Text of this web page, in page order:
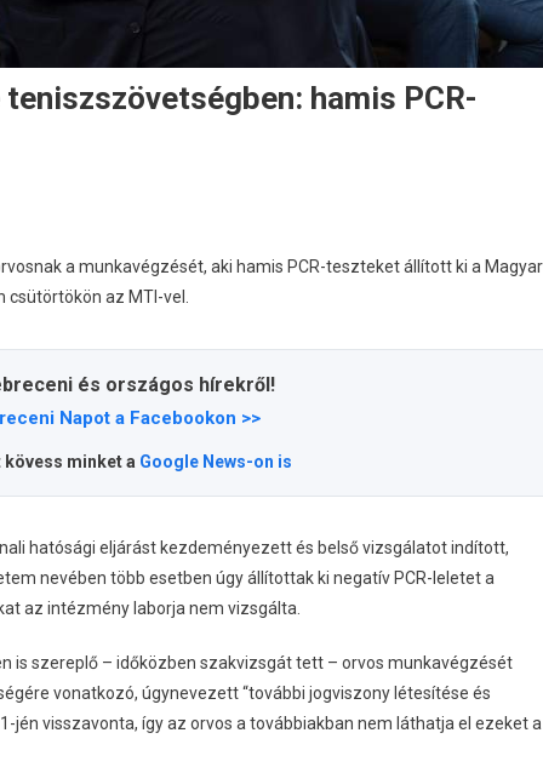
hamis PCR-
a munkavégzését, aki hamis PCR-teszteket állított ki a Magyar
csütörtökön az MTI-vel.
és országos hírekről!
Napot a Facebookon >>
minket a Google News-on is
hatósági eljárást kezdeményezett és belső vizsgálatot indított,
nevében több esetben úgy állítottak ki negatív PCR-leletet a
az intézmény laborja nem vizsgálta.
is szereplő – időközben szakvizsgát tett – orvos munkavégzését
vonatkozó, úgynevezett “további jogviszony létesítése és
visszavonta, így az orvos a továbbiakban nem láthatja el ezeket a